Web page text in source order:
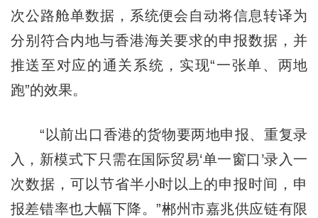
次公路舱单数据，系统便会自动将信息转译为
分别符合内地与香港海关要求的申报数据，并
推送至对应的通关系统，实现“一张单、两地
跑”的效果。
“以前出口香港的货物要两地申报、重复录
入，新模式下只需在国际贸易‘单一窗口’录入一
次数据，可以节省半小时以上的申报时间，申
报差错率也大幅下降。”郴州市嘉兆供应链有限